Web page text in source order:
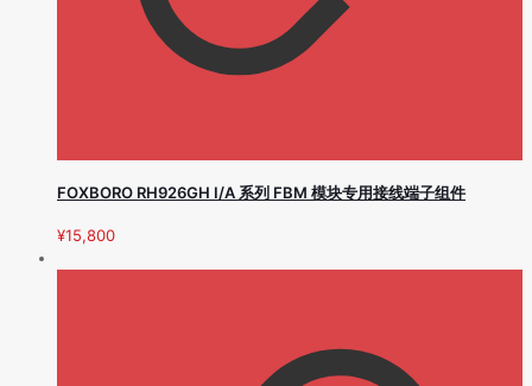
FOXBORO RH926GH I/A 系列 FBM 模块专用接线端子组件
¥15,800